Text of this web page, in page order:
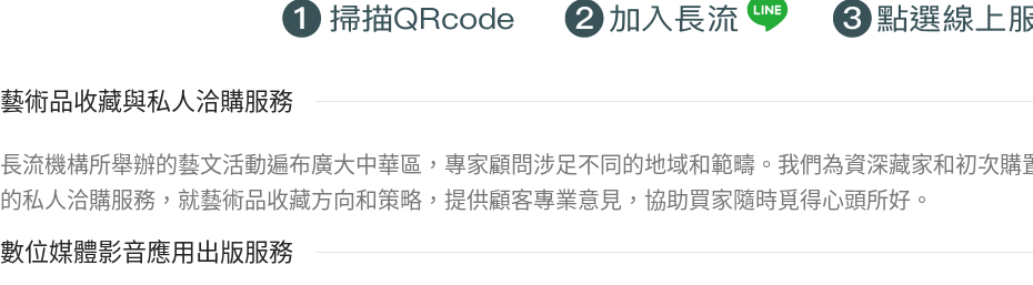
藝術品收藏與私人洽購服務
長流機構所舉辦的藝文活動遍布廣大中華區，專家顧問涉足不同的地域和範疇。我們為資深藏家和初次購
的私人洽購服務，就藝術品收藏方向和策略，提供顧客專業意見，協助買家隨時覓得心頭所好。
數位媒體影音應用出版服務